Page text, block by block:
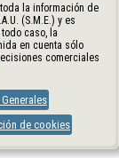
la información de
(S.M.E.) y es
todo caso, la
en cuenta sólo
comerciales
de cookies